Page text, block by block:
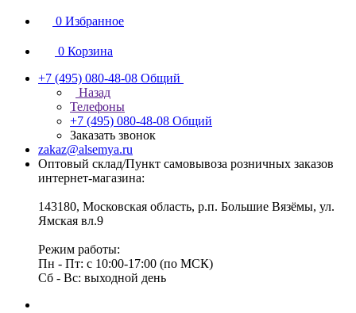
0 Избранное
0 Корзина
+7 (495) 080-48-08 Общий
Назад
Телефоны
+7 (495) 080-48-08 Общий
Заказать звонок
zakaz@alsemya.ru
Оптовый склад/Пункт самовывоза розничных заказов
интернет-магазина:
143180, Московская область, р.п. Большие Вязёмы, ул.
Ямская вл.9
Режим работы:
Пн - Пт: с 10:00-17:00 (по МСК)
Сб - Вс: выходной день